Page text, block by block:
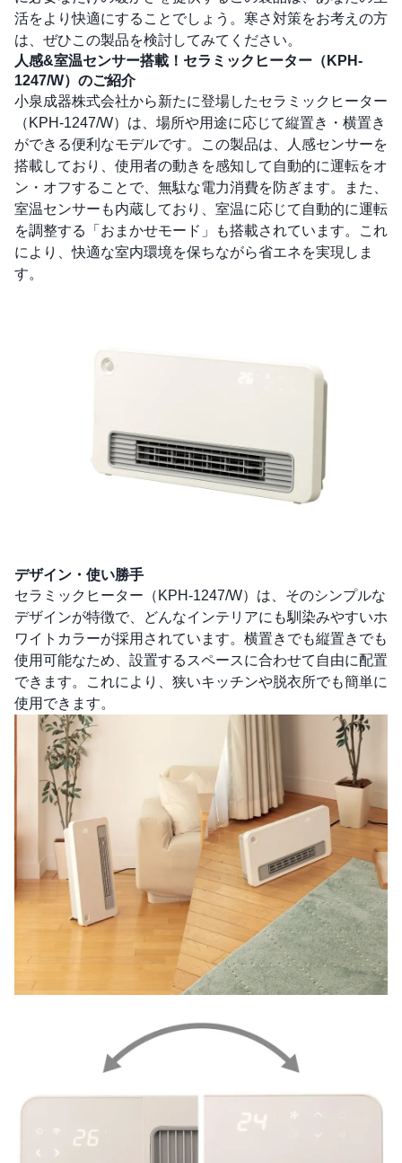
活をより快適にすることでしょう。寒さ対策をお考えの方
は、ぜひこの製品を検討してみてください。
人感&室温センサー搭載！セラミックヒーター（KPH-
1247/W）のご紹介
小泉成器株式会社から新たに登場したセラミックヒーター
（KPH-1247/W）は、場所や用途に応じて縦置き・横置き
ができる便利なモデルです。この製品は、人感センサーを
搭載しており、使用者の動きを感知して自動的に運転をオ
ン・オフすることで、無駄な電力消費を防ぎます。また、
室温センサーも内蔵しており、室温に応じて自動的に運転
を調整する「おまかせモード」も搭載されています。これ
により、快適な室内環境を保ちながら省エネを実現しま
す。
デザイン・使い勝手
セラミックヒーター（KPH-1247/W）は、そのシンプルな
デザインが特徴で、どんなインテリアにも馴染みやすいホ
ワイトカラーが採用されています。横置きでも縦置きでも
使用可能なため、設置するスペースに合わせて自由に配置
できます。これにより、狭いキッチンや脱衣所でも簡単に
使用できます。